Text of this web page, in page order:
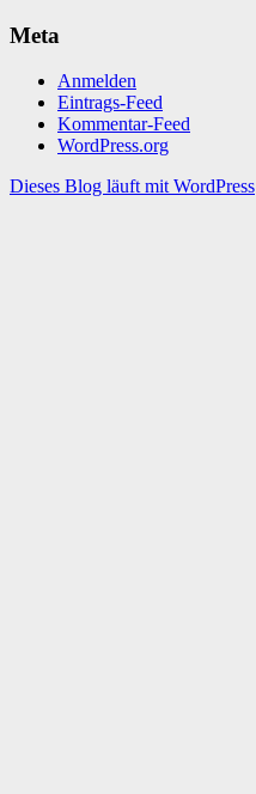
Meta
Anmelden
Eintrags-Feed
Kommentar-Feed
WordPress.org
Dieses Blog läuft mit WordPress